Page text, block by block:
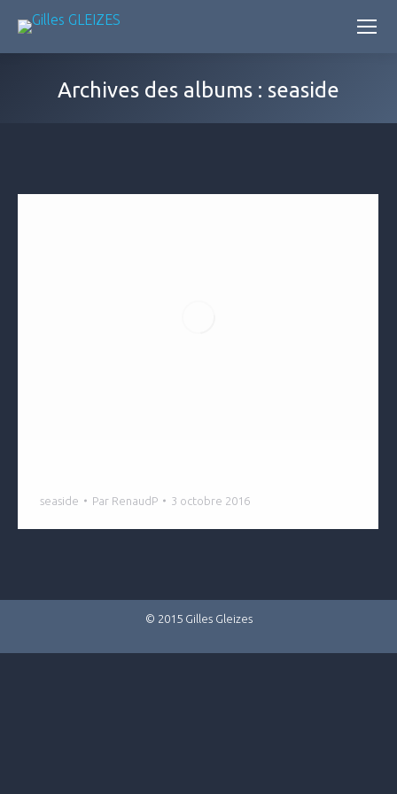
Archives des albums : seaside
seaside Par RenaudP 3 octobre 2016
© 2015 Gilles Gleizes